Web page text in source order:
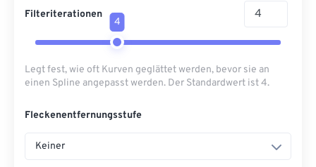
Filteriterationen
4
Legt fest, wie oft Kurven geglättet werden, bevor sie an
einen Spline angepasst werden. Der Standardwert ist 4.
Fleckenentfernungsstufe
Keiner